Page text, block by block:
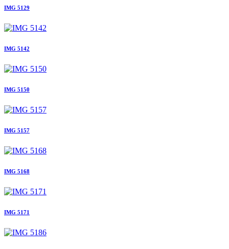
IMG 5129
IMG 5142
IMG 5150
IMG 5157
IMG 5168
IMG 5171